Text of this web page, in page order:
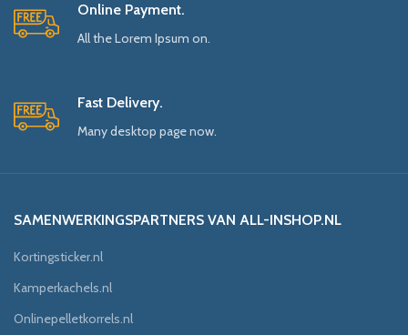
Online Payment.
All the Lorem Ipsum on.
Fast Delivery.
Many desktop page now.
SAMENWERKINGSPARTNERS VAN ALL-INSHOP.NL
Kortingsticker.nl
Kamperkachels.nl
Onlinepelletkorrels.nl